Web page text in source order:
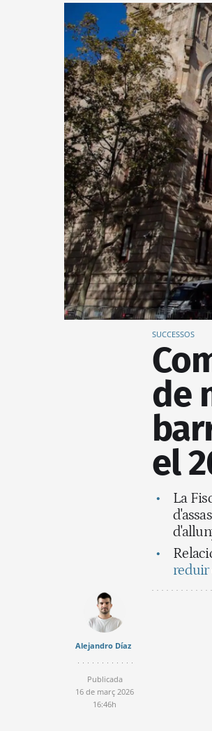
SUCCESSOS
de
el
La
reduir
Alejandro Díaz
Publicada
16 de març 2026
16:46h